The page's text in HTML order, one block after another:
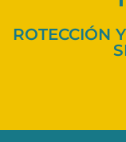
ROTECCIÓN